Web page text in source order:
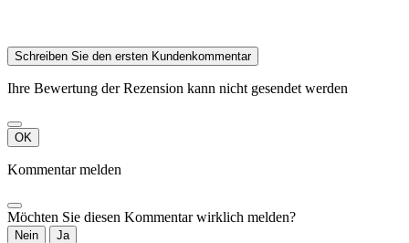
Schreiben Sie den ersten Kundenkommentar
Ihre Bewertung der Rezension kann nicht gesendet werden
OK
Kommentar melden
Möchten Sie diesen Kommentar wirklich melden?
Nein Ja